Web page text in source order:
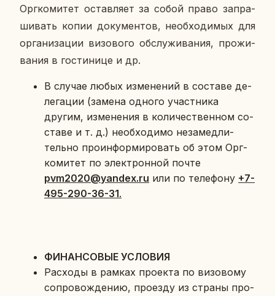
Орг­ко­ми­тет остав­ля­ет за собой право за­пра­
ши­вать копии до­ку­мен­тов, необ­хо­ди­мых для
ор­га­ни­за­ции ви­зо­во­го об­слу­жи­ва­ния, про­жи­
ва­ния в го­сти­ни­це и др.
В случае любых из­ме­не­ний в со­ста­ве де­
ле­га­ции (замена одного участ­ни­ка
другим, из­ме­не­ния в ко­ли­че­ствен­ном со­
ста­ве и т. д.) необ­хо­ди­мо неза­мед­ли­
тель­но про­ин­фор­ми­ро­вать об этом Орг­
ко­ми­тет по элек­трон­ной почте
pvm2020@yandex.ru или по те­ле­фо­ну +7-
495-290-36-31.
ФИ­НАН­СО­ВЫЕ УСЛО­ВИЯ
Рас­хо­ды в рамках про­ек­та по ви­зо­во­му
со­про­вож­де­нию, про­ез­ду из страны про­